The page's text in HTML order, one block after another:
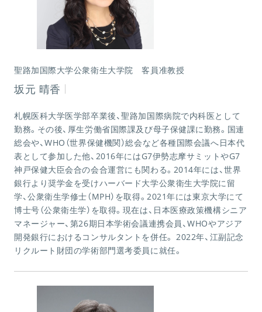
聖路加国際大学公衆衛生大学院 客員准教授
坂元 晴香
札幌医科大学医学部卒業後、聖路加国際病院で内科医として
勤務。その後、厚生労働省国際課及び母子保健課に勤務。国連
総会や、WHO（世界保健機関）総会など各種国際会議へ日本代
表として参加した他、2016年にはG7伊勢志摩サミットやG7
神戸保健大臣会合の会合運営にも関わる。2014年には、世界
銀行より奨学金を受けハーバード大学公衆衛生大学院に留
学、公衆衛生学修士（MPH）を取得。2021年には東京大学にて
博士号（公衆衛生学）を取得。現在は、日本医療政策機構シニア
マネージャー、第26期日本学術会議連携会員、WHOやアジア
開発銀行におけるコンサルタントを併任。 2022年、江副記念
リクルート財団の学術部門選考委員に就任。